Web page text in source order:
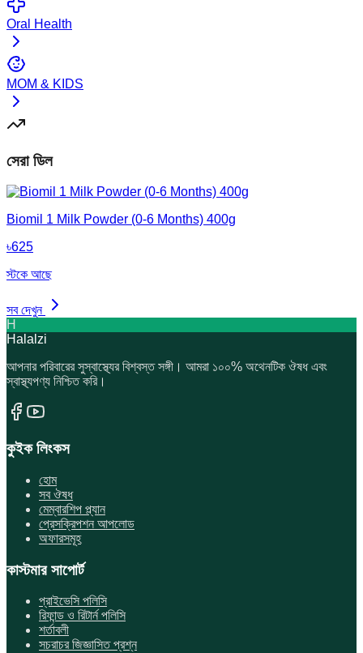
Oral Health
MOM & KIDS
সেরা ডিল
Biomil 1 Milk Powder (0-6 Months) 400g
৳625
স্টকে আছে
সব দেখুন
H
Halalzi
আপনার পরিবারের সুস্বাস্থ্যের বিশ্বস্ত সঙ্গী। আমরা ১০০% অথেনটিক ঔষধ এবং
স্বাস্থ্যপণ্য নিশ্চিত করি।
কুইক লিংকস
হোম
সব ঔষধ
মেম্বারশিপ প্ল্যান
প্রেসক্রিপশন আপলোড
অফারসমূহ
কাস্টমার সাপোর্ট
প্রাইভেসি পলিসি
রিফান্ড ও রিটার্ন পলিসি
শর্তাবলী
সচরাচর জিজ্ঞাসিত প্রশ্ন